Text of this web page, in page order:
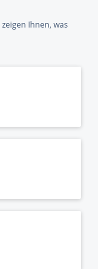
Ihnen, was